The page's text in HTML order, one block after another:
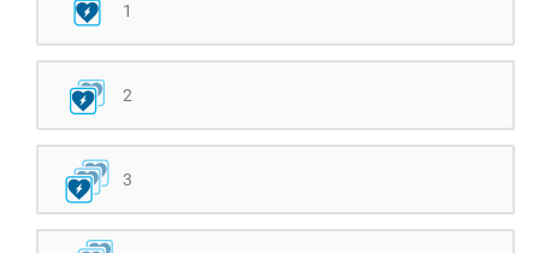
1
2
3